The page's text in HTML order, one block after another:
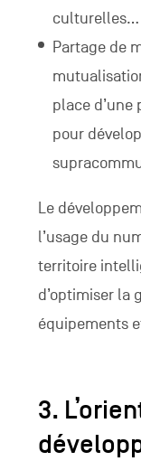
culturelles...
Partage de
place d’une
pour
Le
l’usage du
territoire
d’optimiser la
équipements
3.